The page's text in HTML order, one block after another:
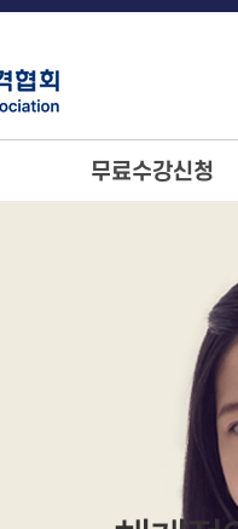
무료수강신청